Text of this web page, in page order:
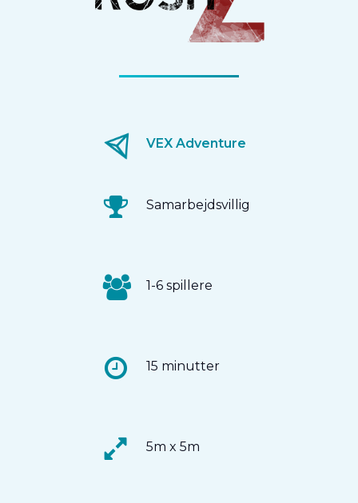
VEX Adventure
Samarbejdsvillig
1-6 spillere
15 minutter
5m x 5m